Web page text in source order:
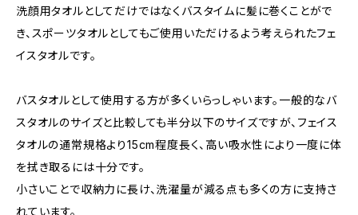
洗顔用タオルとしてだけではなくバスタイムに髪に巻くことがで
き、スポーツタオルとしてもご使用いただけるよう考えられたフェ
イスタオルです。
バスタオルとして使用する方が多くいらっしゃいます。一般的なバ
スタオルのサイズと比較しても半分以下のサイズですが、フェイス
タオルの通常規格より15cm程度長く、高い吸水性により一度に体
を拭き取るには十分です。
小さいことで収納力に長け、洗濯量が減る点も多くの方に支持さ
れています。